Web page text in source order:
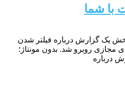
با شما
یک گزارش درباره فیلتر شدن
مجازی روبرو شد. بدون مونتاژ؛
درباره